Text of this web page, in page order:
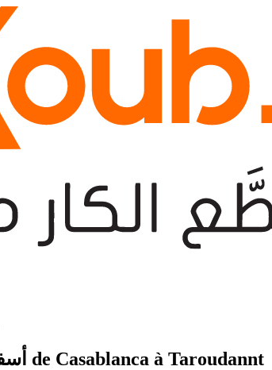
Réservez vos billets de bus Itrane Voyage - أسفار إثران de Casablanca à Taroudannt